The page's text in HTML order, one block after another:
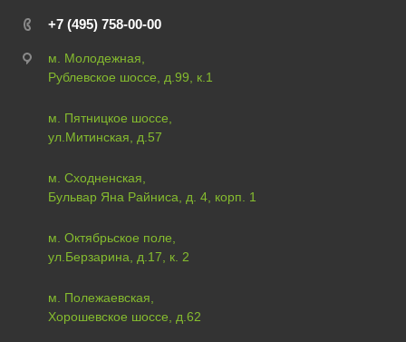
+7 (495) 758-00-00
м. Молодежная,
Рублевское шоссе, д.99, к.1
м. Пятницкое шоссе,
ул.Митинская, д.57
м. Сходненская,
Бульвар Яна Райниса, д. 4, корп. 1
м. Октябрьское поле,
ул.Берзарина, д.17, к. 2
м. Полежаевская,
Хорошевское шоссе, д.62